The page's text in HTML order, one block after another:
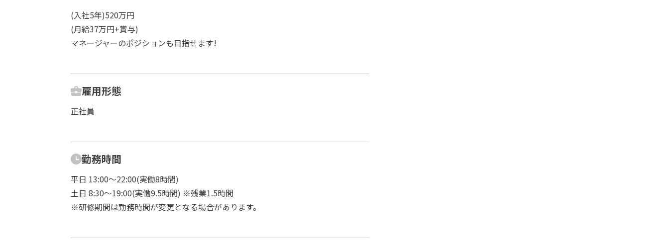
(入社5年)520万円
(月給37万円+賞与)
マネージャーのポジションも目指せます!
雇用形態
正社員
勤務時間
平日 13:00～22:00(実働8時間)
土日 8:30～19:00(実働9.5時間) ※残業1.5時間
※研修期間は勤務時間が変更となる場合があります。